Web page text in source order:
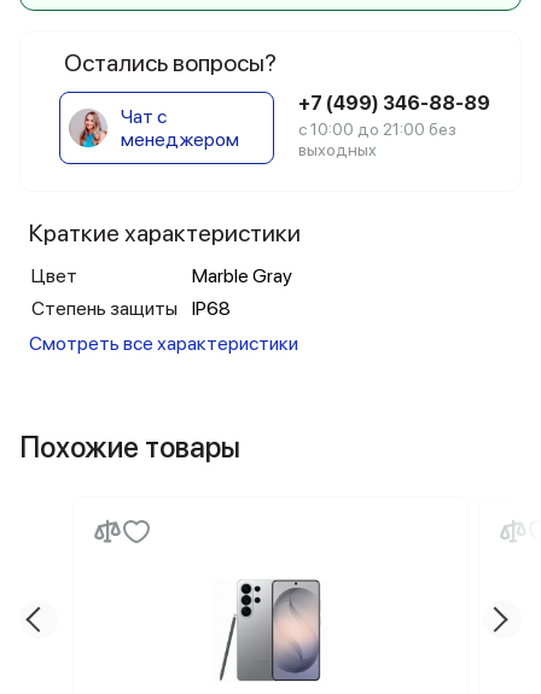
Остались вопросы?
Чат с
менеджером
+7 (499) 346-88-89
с 10:00 до 21:00 без
выходных
Краткие характеристики
Цвет
Marble Gray
Степень защиты
IP68
Смотреть все характеристики
Похожие товары